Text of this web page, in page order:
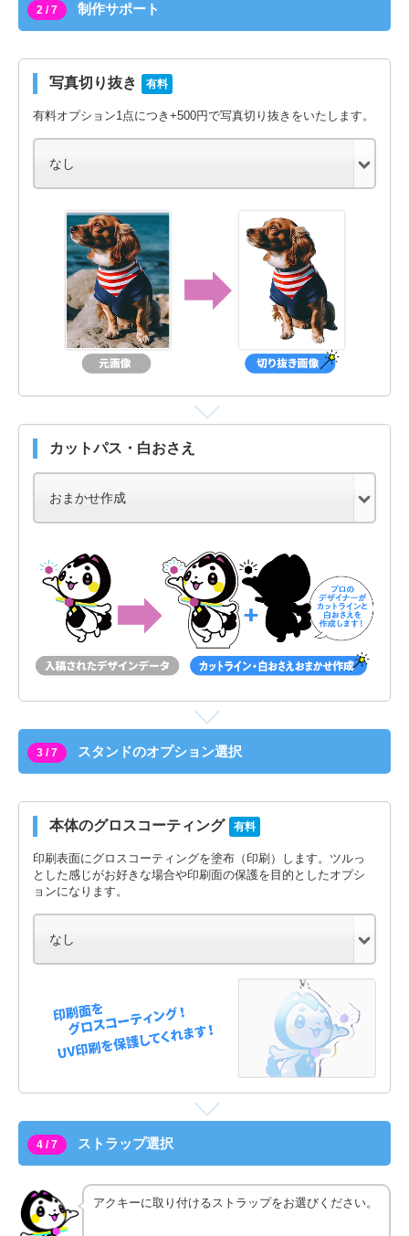
2 / 7 制作サポート
写真切り抜き 有料
有料オプション1点につき+500円で写真切り抜きをいたします。
カットパス・白おさえ
3 / 7 スタンドのオプション選択
本体のグロスコーティング 有料
印刷表面にグロスコーティングを塗布（印刷）します。ツルっ
とした感じがお好きな場合や印刷面の保護を目的としたオプシ
ョンになります。
4 / 7 ストラップ選択
アクキーに取り付けるストラップをお選びください。